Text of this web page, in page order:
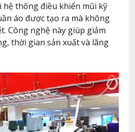
hệ thống điều khiển mũi kỹ
áo được tạo ra mà không
Công nghệ này giúp giảm
thời gian sản xuất và lãng